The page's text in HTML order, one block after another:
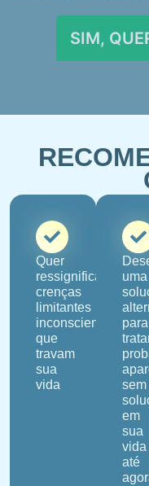
SIM,
Quer
ressignificar
crenças
limitantes
inconscientes
que
travam
sua
vida
uma
para
sem
em
sua
vida
até